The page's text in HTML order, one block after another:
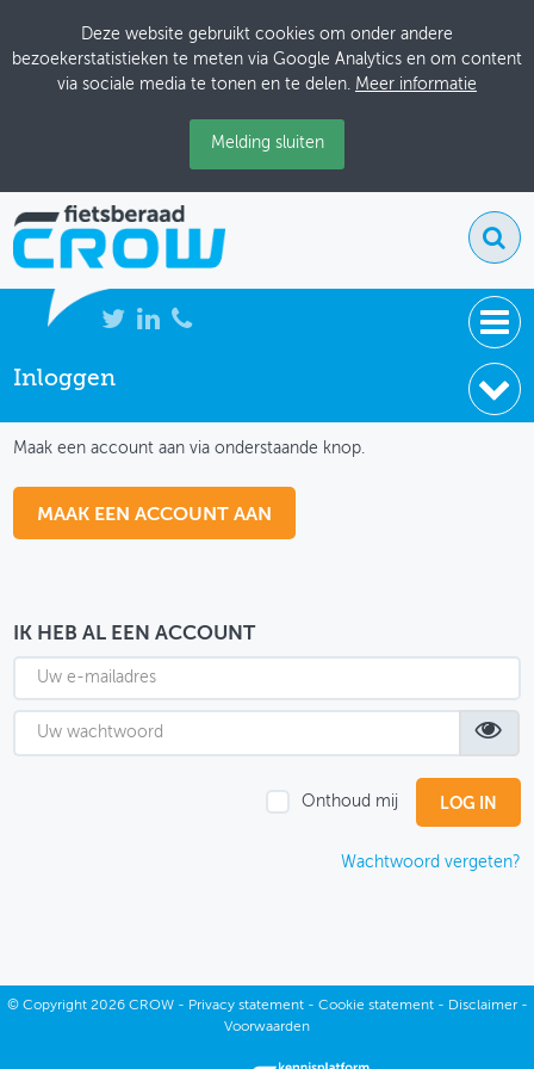
Deze website gebruikt cookies om onder andere
bezoekerstatistieken te meten via Google Analytics en om content
via sociale media te tonen en te delen. Meer informatie
Melding sluiten
NIEUWS
THEMASITES
MIJN PROFIEL
GEBRUIKER
Inloggen
Maak een account aan via onderstaande knop.
MAAK EEN ACCOUNT AAN
IK HEB AL EEN ACCOUNT
Onthoud mij
Wachtwoord vergeten?
© Copyright2026 CROW - Privacy statement- Cookie statement- Disclaimer-
Voorwaarden